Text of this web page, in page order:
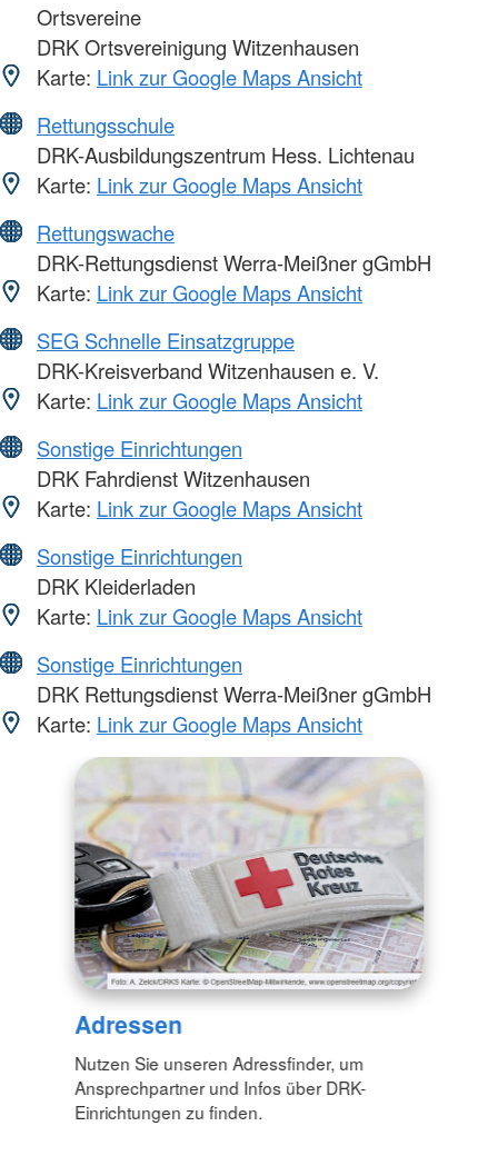
Ortsvereine
DRK Ortsvereinigung Witzenhausen
Karte: Link zur Google Maps Ansicht
Rettungsschule
DRK-Ausbildungszentrum Hess. Lichtenau
Karte: Link zur Google Maps Ansicht
Rettungswache
DRK-Rettungsdienst Werra-Meißner gGmbH
Karte: Link zur Google Maps Ansicht
SEG Schnelle Einsatzgruppe
DRK-Kreisverband Witzenhausen e. V.
Karte: Link zur Google Maps Ansicht
Sonstige Einrichtungen
DRK Fahrdienst Witzenhausen
Karte: Link zur Google Maps Ansicht
Sonstige Einrichtungen
DRK Kleiderladen
Karte: Link zur Google Maps Ansicht
Sonstige Einrichtungen
DRK Rettungsdienst Werra-Meißner gGmbH
Karte: Link zur Google Maps Ansicht
Adressen
Nutzen Sie unseren Adressfinder, um
Ansprechpartner und Infos über DRK-
Einrichtungen zu finden.